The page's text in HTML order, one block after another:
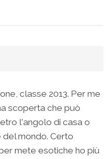
classe 2013. Per me
scoperta che può
l'angolo di casa o
mondo. Certo
mete esotiche ho più